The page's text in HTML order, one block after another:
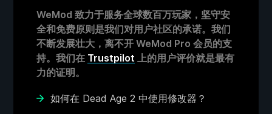
WeMod 致力于服务全球数百万玩家，坚守安
全和免费原则是我们对用户社区的承诺。我们
不断发展壮大，离不开 WeMod Pro 会员的支
持。我们在 Trustpilot 上的用户评价就是最有
力的证明。
如何在 Dead Age 2 中使用修改器？